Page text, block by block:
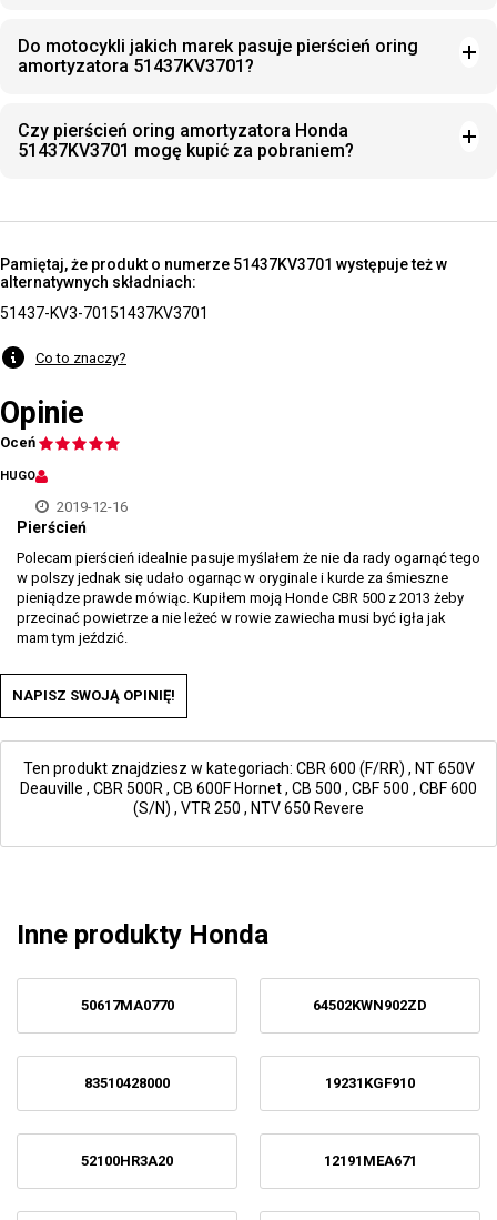
Do motocykli jakich marek pasuje pierścień oring
amortyzatora 51437KV3701?
Czy pierścień oring amortyzatora Honda
51437KV3701 mogę kupić za pobraniem?
Pamiętaj, że produkt o numerze 51437KV3701 występuje też w
alternatywnych składniach:
51437-KV3-70151437KV3701
Co to znaczy?
Opinie
Oceń
HUGO
2019-12-16
Pierścień
Polecam pierścień idealnie pasuje myślałem że nie da rady ogarnąć tego
w polszy jednak się udało ogarnąc w oryginale i kurde za śmieszne
pieniądze prawde mówiąc. Kupiłem moją Honde CBR 500 z 2013 żeby
przecinać powietrze a nie leżeć w rowie zawiecha musi być igła jak
mam tym jeździć.
NAPISZ SWOJĄ OPINIĘ!
Ten produkt znajdziesz w kategoriach: CBR 600 (F/RR) , NT 650V
Deauville , CBR 500R , CB 600F Hornet, CB 500 , CBF 500 , CBF 600
(S/N) , VTR 250 , NTV 650 Revere
Inne produkty Honda
50617MA0770 64502KWN902ZD
83510428000 19231KGF910
52100HR3A20 12191MEA671